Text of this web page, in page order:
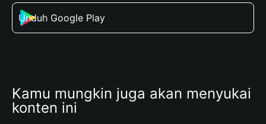
Unduh Google Play
Kamu mungkin juga akan menyukai
konten ini